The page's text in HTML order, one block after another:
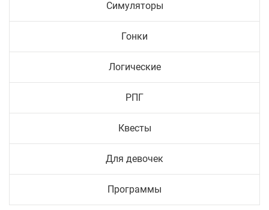
Симуляторы
Гонки
Логические
РПГ
Квесты
Для девочек
Программы